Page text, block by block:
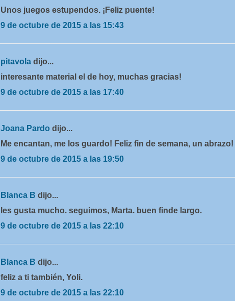
Unos juegos estupendos. ¡Feliz puente!
9 de octubre de 2015 a las 15:43
pitavola dijo...
interesante material el de hoy, muchas gracias!
9 de octubre de 2015 a las 17:40
Joana Pardo dijo...
Me encantan, me los guardo! Feliz fin de semana, un abrazo!
9 de octubre de 2015 a las 19:50
Blanca B dijo...
les gusta mucho. seguimos, Marta. buen finde largo.
9 de octubre de 2015 a las 22:10
Blanca B dijo...
feliz a ti también, Yoli.
9 de octubre de 2015 a las 22:10